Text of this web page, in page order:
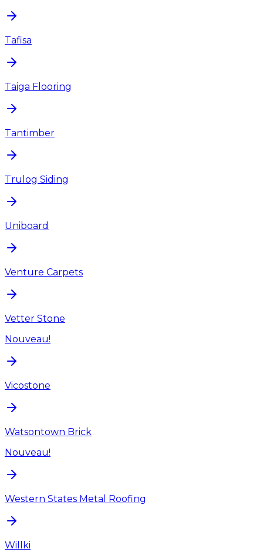
Tafisa
Taiga Flooring
Tantimber
Trulog Siding
Uniboard
Venture Carpets
Vetter Stone
Nouveau!
Vicostone
Watsontown Brick
Nouveau!
Western States Metal Roofing
Willki